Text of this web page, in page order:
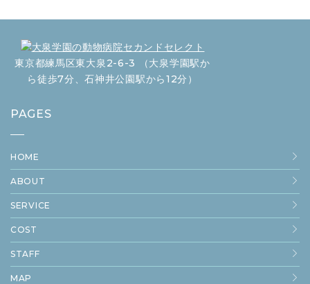
東京都練馬区東大泉2-6-3 （大泉学園駅か
ら徒歩7分、石神井公園駅から12分）
PAGES
HOME
ABOUT
SERVICE
COST
STAFF
MAP